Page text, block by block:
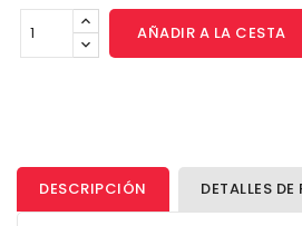
AÑADIR A LA CESTA
DESCRIPCIÓN DETALLES